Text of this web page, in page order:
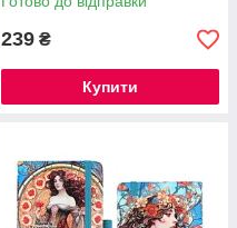
239 ₴
Купити